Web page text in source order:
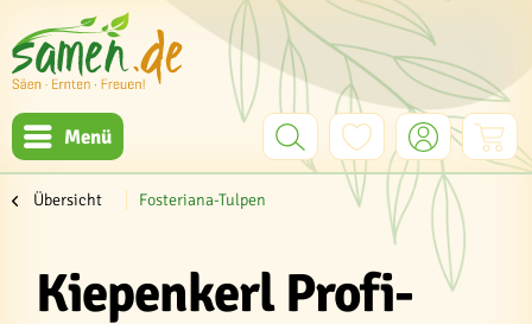
Menü
Übersicht Fosteriana-Tulpen
Kiepenkerl Profi-